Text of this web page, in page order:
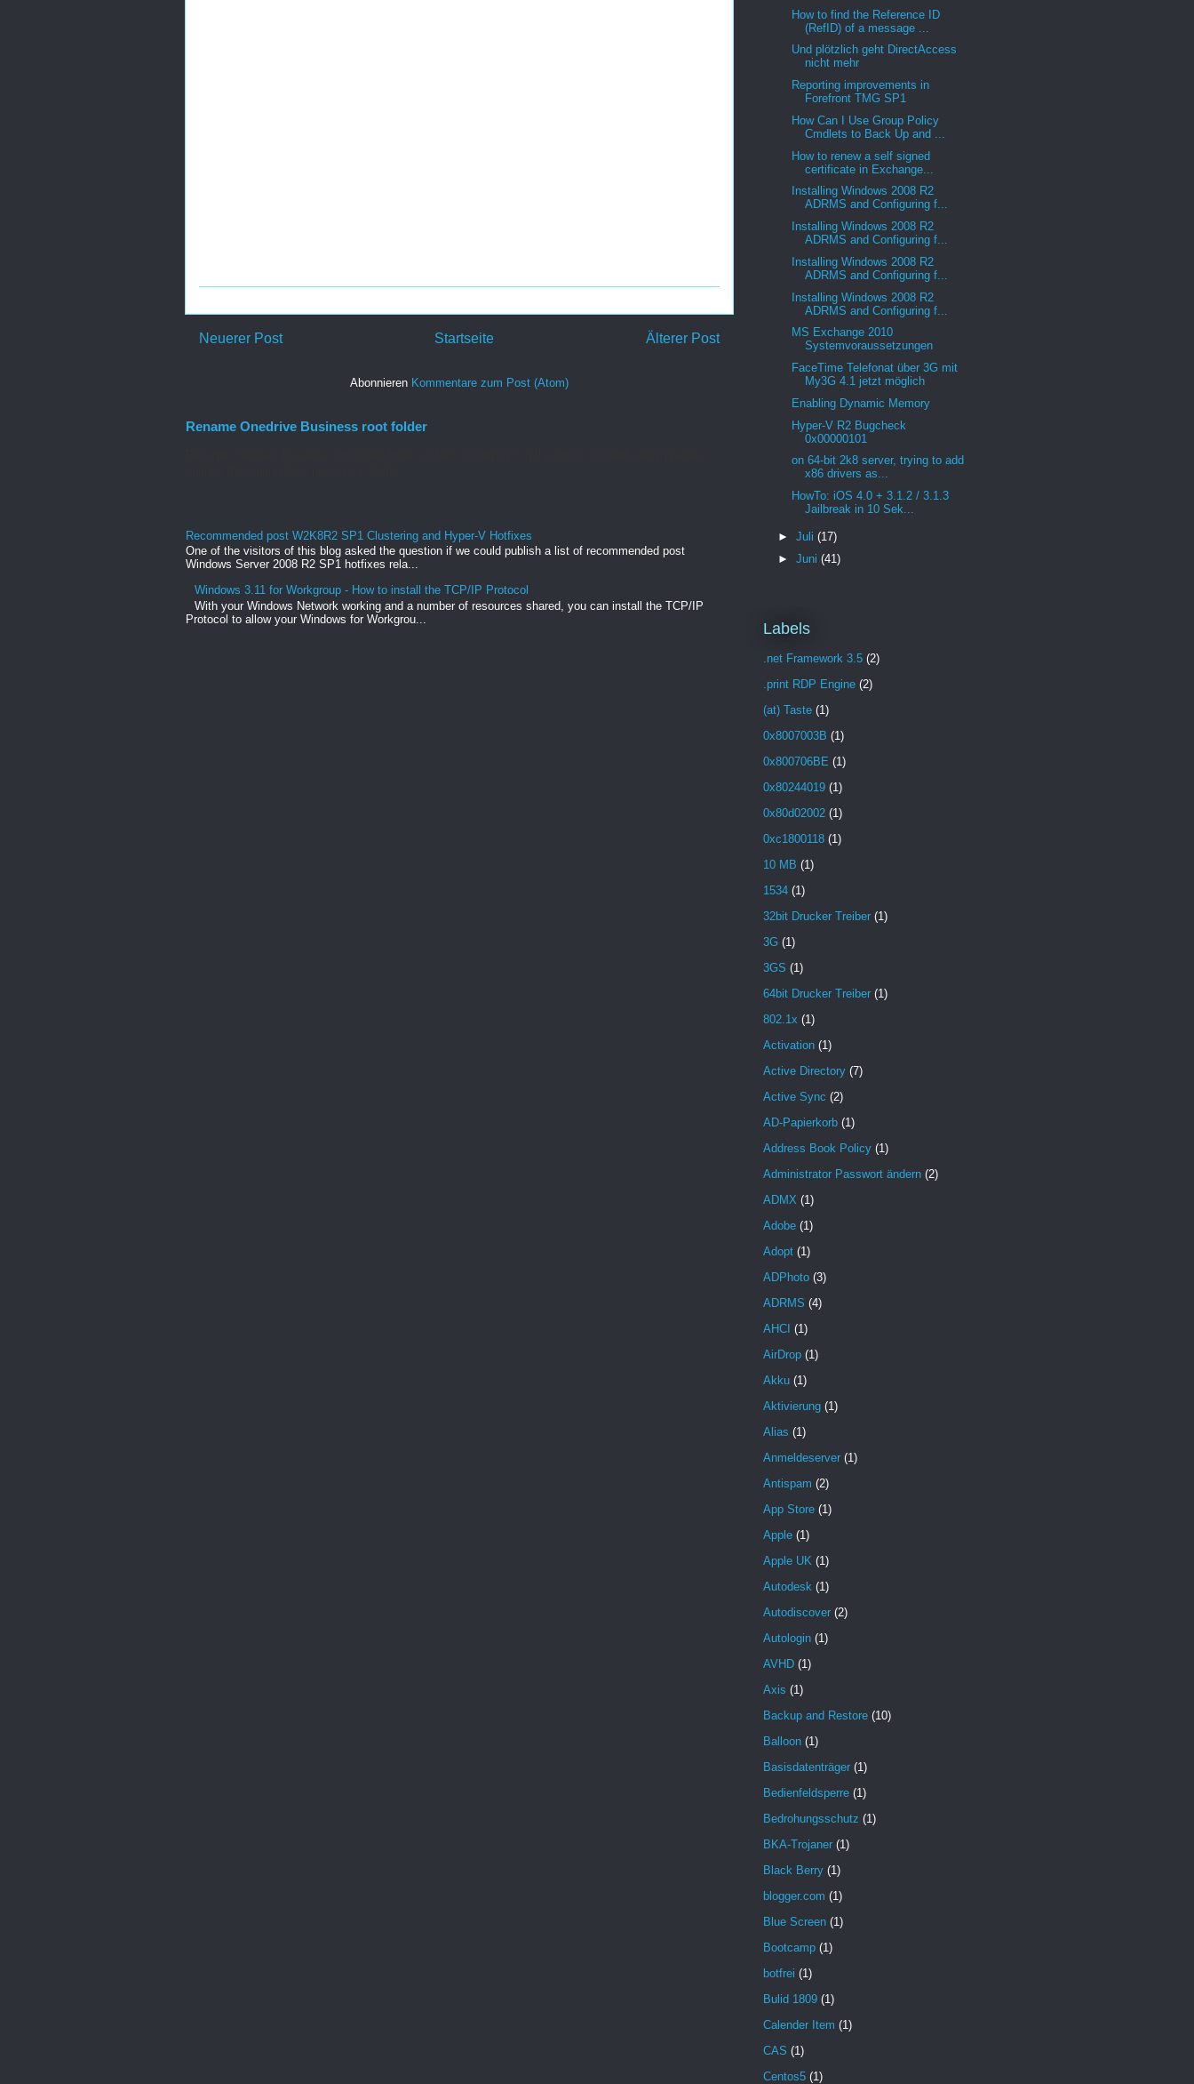
Neuerer Post Älterer Post
Startseite
Abonnieren Kommentare zum Post (Atom)
Rename Onedrive Business root folder
Recommended post W2K8R2 SP1 Clustering and Hyper-V Hotfixes
One of the visitors of this blog asked the question if we could publish a list of recommended post
Windows Server 2008 R2 SP1 hotfixes rela...
Windows 3.11 for Workgroup - How to install the TCP/IP Protocol
With your Windows Network working and a number of resources shared, you can install the TCP/IP
Protocol to allow your Windows for Workgrou...
How to find the Reference ID
(RefID) of a message ...
Und plötzlich geht DirectAccess
nicht mehr
Reporting improvements in
Forefront TMG SP1
How Can I Use Group Policy
Cmdlets to Back Up and ...
How to renew a self signed
certificate in Exchange...
Installing Windows 2008 R2
ADRMS and Configuring f...
Installing Windows 2008 R2
ADRMS and Configuring f...
Installing Windows 2008 R2
ADRMS and Configuring f...
Installing Windows 2008 R2
ADRMS and Configuring f...
MS Exchange 2010
Systemvoraussetzungen
FaceTime Telefonat über 3G mit
My3G 4.1 jetzt möglich
Enabling Dynamic Memory
Hyper-V R2 Bugcheck
0x00000101
on 64-bit 2k8 server, trying to add
x86 drivers as...
HowTo: iOS 4.0 + 3.1.2 / 3.1.3
Jailbreak in 10 Sek...
► Juli (17)
► Juni (41)
Labels
.net Framework 3.5 (2)
.print RDP Engine (2)
(at) Taste (1)
0x8007003B (1)
0x800706BE (1)
0x80244019 (1)
0x80d02002 (1)
0xc1800118 (1)
10 MB (1)
1534 (1)
32bit Drucker Treiber (1)
3G (1)
3GS (1)
64bit Drucker Treiber (1)
802.1x (1)
Activation (1)
Active Directory (7)
Active Sync (2)
AD-Papierkorb (1)
Address Book Policy (1)
Administrator Passwort ändern (2)
ADMX (1)
Adobe (1)
Adopt (1)
ADPhoto (3)
ADRMS (4)
AHCI (1)
AirDrop (1)
Akku (1)
Aktivierung (1)
Alias (1)
Anmeldeserver (1)
Antispam (2)
App Store (1)
Apple (1)
Apple UK (1)
Autodesk (1)
Autodiscover (2)
Autologin (1)
AVHD (1)
Axis (1)
Backup and Restore (10)
Balloon (1)
Basisdatenträger (1)
Bedienfeldsperre (1)
Bedrohungsschutz (1)
BKA-Trojaner (1)
Black Berry (1)
blogger.com (1)
Blue Screen (1)
Bootcamp (1)
botfrei (1)
Bulid 1809 (1)
Calender Item (1)
CAS (1)
Centos5 (1)